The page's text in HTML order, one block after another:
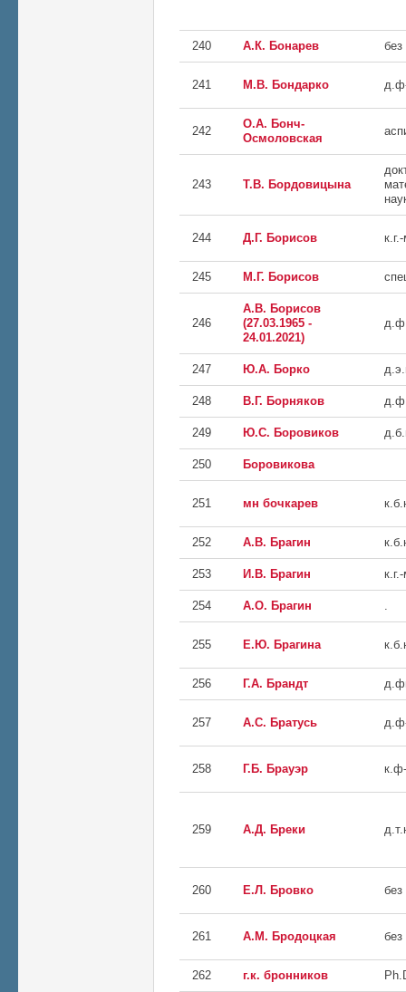
240 А.К. Бонарев без
241 М.В. Бондарко
242
О.А. Бонч-
Осмоловская
243 Т.В. Бордовицына
244 Д.Г. Борисов
245 М.Г. Борисов
246
А.В. Борисов
(27.03.1965 -
24.01.2021)
247 Ю.А. Борко
248 В.Г. Борняков
249 Ю.С. Боровиков
250 Боровикова
251 мн бочкарев
252 А.В. Брагин
253 И.В. Брагин
254 A.O. Брагин .
255 Е.Ю. Брагина
256 Г.А. Брандт
257 А.С. Братусь
258 Г.Б. Брауэр
259 А.Д. Бреки
260 Е.Л. Бровко без
261 А.М. Бродоцкая без
262 г.к. бронников